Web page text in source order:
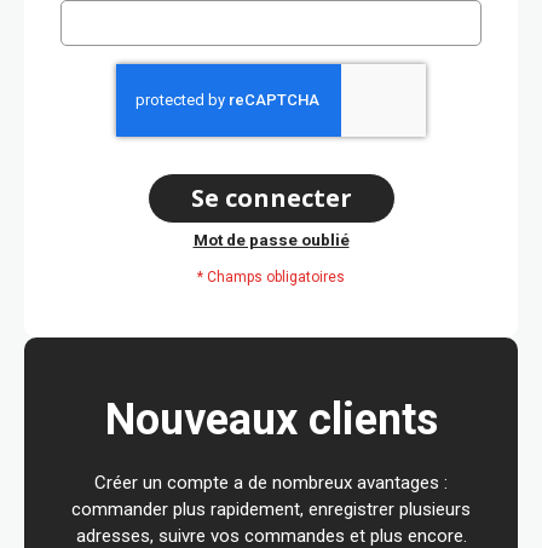
Se connecter
Mot de passe oublié
Nouveaux clients
Créer un compte a de nombreux avantages :
commander plus rapidement, enregistrer plusieurs
adresses, suivre vos commandes et plus encore.